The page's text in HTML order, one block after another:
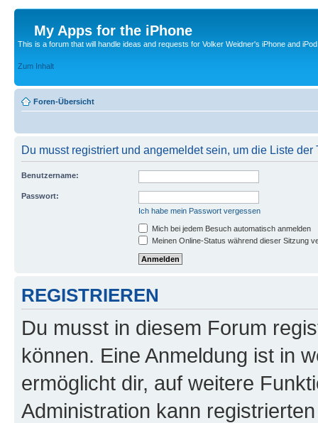
My Apps for the iPhone
This is a forum that will handle ideas and requests for Volker Weidner's iPhone and
Zum Inhalt
Foren-Übersicht
Du musst registriert und angemeldet sein, um die Liste
Benutzername:
Passwort:
Ich habe mein Passwort vergessen
Mich bei jedem Besuch automatisch anmelden
Meinen Online-Status während dieser Sitzung
REGISTRIEREN
Du musst in diesem Forum
können. Eine Anmeldung ist in
ermöglicht dir, auf weitere
Administration kann